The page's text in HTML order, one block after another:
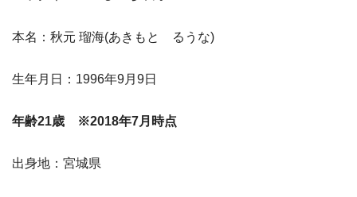
本名：秋元 瑠海(あきもと るうな)
生年月日：1996年9月9日
年齢21歳 ※2018年7月時点
出身地：宮城県